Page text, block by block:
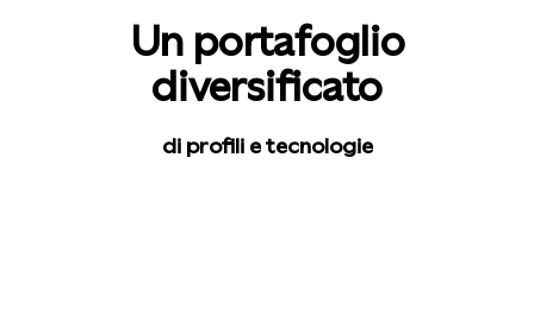
Un portafoglio
diversificato
di profili e tecnologie